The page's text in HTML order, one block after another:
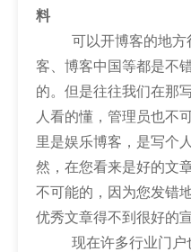
料
可以开博客的地方
客、博客中国等都是不
的。但是往往我们在那
人看的懂，管理员也不
里是娱乐博客，是写个
然，在您看来是好的文
不可能的，因为您发错
优秀文章得不到很好的宣
现在许多行业门户